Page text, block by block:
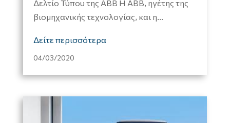
04/03/2020
Δελτίο Τύπου της ABB Η ABB, ηγέτης της
βιομηχανικής τεχνολογίας, και η...
Δείτε περισσότερα